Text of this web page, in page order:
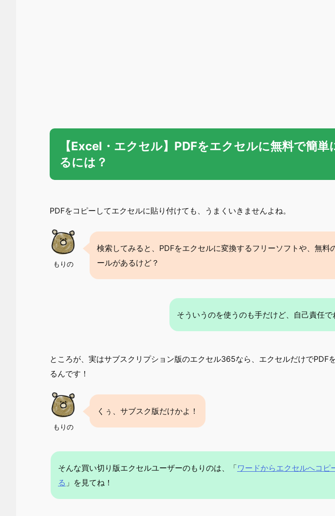
【Excel・エクセル】PDFをエクセルに無料で簡単
るには？
PDFをコピーしてエクセルに貼り付けても、うまくいきませんよね。
もりの
検索してみると、PDFをエクセルに変換するフリーソフトや、無料
ールがあるけど？
そういうのを使うのも手だけど、自己責任で
ところが、実はサブスクリプション版のエクセル365なら、エクセルだけでPDF
るんです！
もりの
くぅ、サブスク版だけかよ！
そんな買い切り版エクセルユーザーのもりのは、「ワードからエクセルへコピ
る 」を見てね！